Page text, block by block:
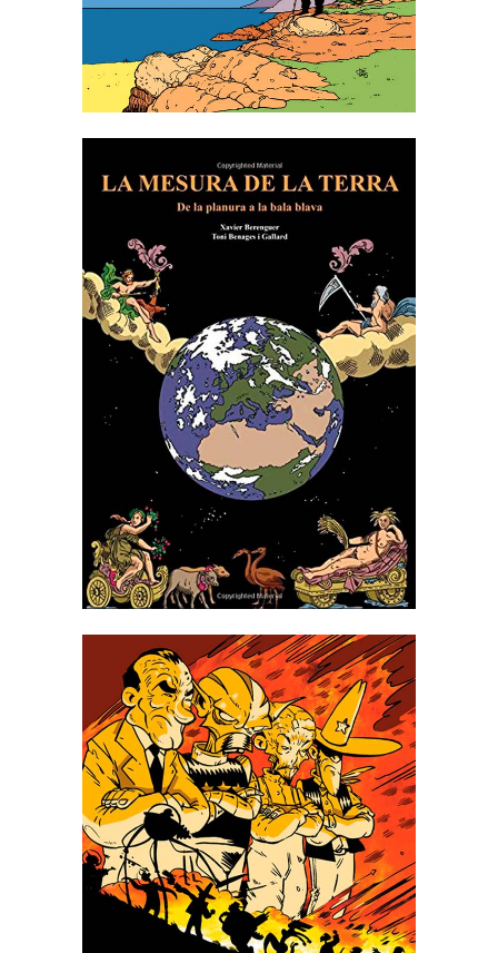
LA MESURA DEL LA TERRA:
DE LA PLANURA A LA BALA
BLAVA
TOTAL WARS